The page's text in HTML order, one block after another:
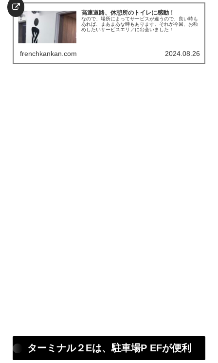
高速道路、休憩所のトイレに感動！
なので、場所によってサービスが違うので、良い時も
あれば、まあまあな時もあります。それが今回、お勧
めしたいサービスエリアに出会いました！
frenchkankan.com 2024.08.26
ターミナル２Eは、駐車場P EFが便利